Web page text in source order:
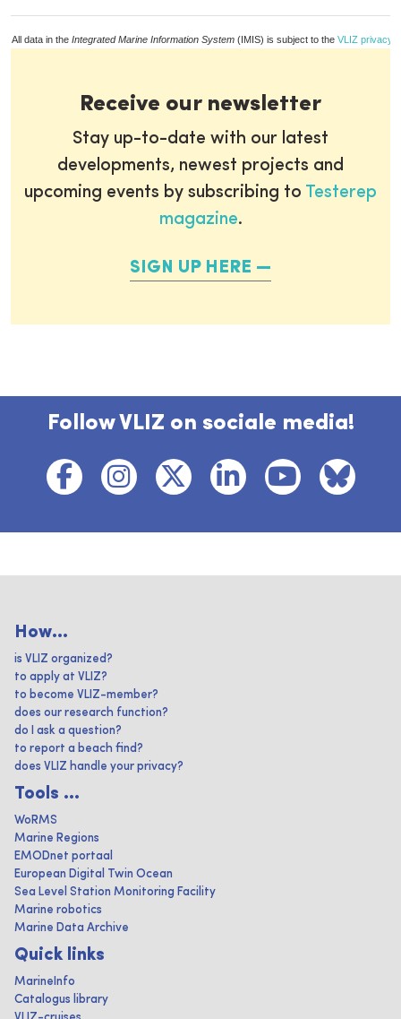
All data in the Integrated Marine Information System (IMIS) is subject to the VLIZ privacy
Receive our newsletter
Stay up-to-date with our latest
developments, newest projects and
upcoming events by subscribing to Testerep
magazine.
SIGN UP HERE
Follow VLIZ on sociale media!
How...
is VLIZ organized?
to apply at VLIZ?
to become VLIZ-member?
does our research function?
do I ask a question?
to report a beach find?
does VLIZ handle your privacy?
Tools ...
WoRMS
Marine Regions
EMODnet portaal
European Digital Twin Ocean
Sea Level Station Monitoring Facility
Marine robotics
Marine Data Archive
Quick links
MarineInfo
Catalogus library